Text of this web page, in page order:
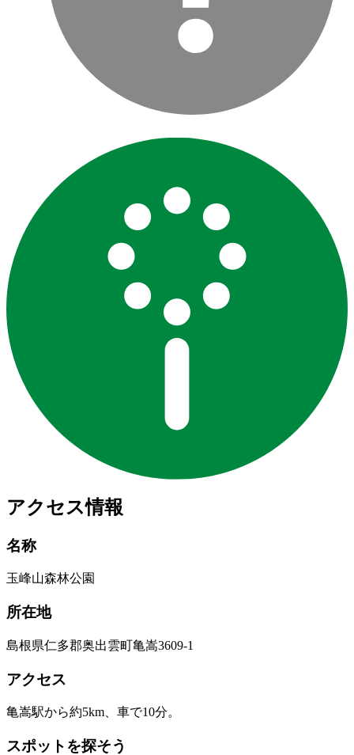
アクセス情報
名称
玉峰山森林公園
所在地
島根県仁多郡奥出雲町亀嵩3609-1
アクセス
亀嵩駅から約5km、車で10分。
スポットを探そう